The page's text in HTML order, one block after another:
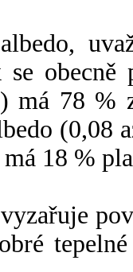
se
má 78 %
(0,08
18 %